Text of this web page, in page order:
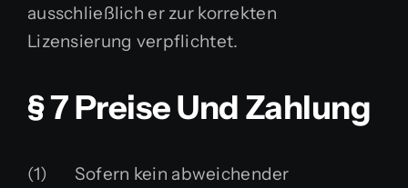
ausschließlich er zur korrekten
Lizensierung verpflichtet.
§ 7 Preise Und Zahlung
(1) Sofern kein abweichender